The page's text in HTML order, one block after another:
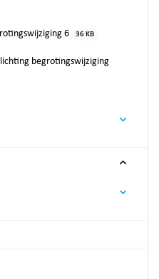
6 36 KB
begrotingswijziging